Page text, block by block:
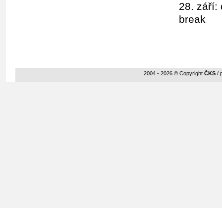
28. září:
break
2004 - 2026 © Copyright ČKS /